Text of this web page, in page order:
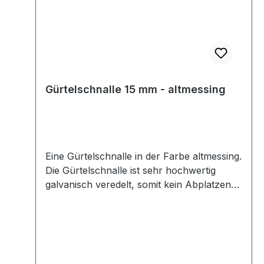
Gürtelschnalle 15 mm - altmessing
Eine Gürtelschnalle in der Farbe altmessing.
Die Gürtelschnalle ist sehr hochwertig
galvanisch veredelt, somit kein Abplatzen